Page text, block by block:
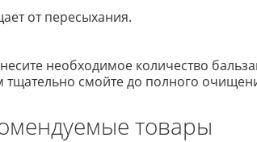
от пересыхания.
необходимое количество
тщательно смойте до полного
товары